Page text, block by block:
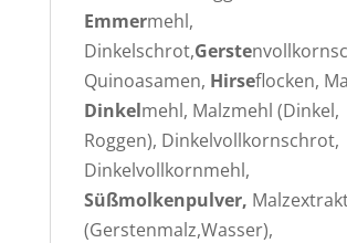
Emmermehl,
Dinkelschrot,Gerste
Quinoasamen, Hirseflocken,
Dinkelmehl, Malzmehl (Dinkel,
Roggen), Dinkelvollkornschrot,
Dinkelvollkornmehl,
Süßmolkenpulver,
(Gerstenmalz,Wasser),